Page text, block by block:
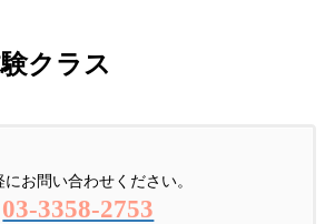
クラス
にお問い合わせください。
03-3358-2753